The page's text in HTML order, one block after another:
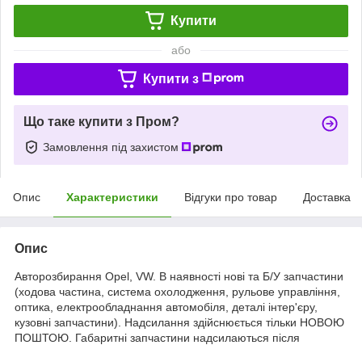
Купити
або
Купити з
Що таке купити з Пром?
Замовлення під захистом
Опис Характеристики Відгуки про товар Доставка
Опис
Авторозбирання Opel, VW. В наявності нові та Б/У запчастини
(ходова частина, система охолодження, рульове управління,
оптика, електрообладнання автомобіля, деталі інтер'єру,
кузовні запчастини). Надсилання здійснюється тільки НОВОЮ
ПОШТОЮ. Габаритні запчастини надсилаються після